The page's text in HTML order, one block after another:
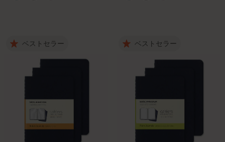
ベストセラー ベストセラー